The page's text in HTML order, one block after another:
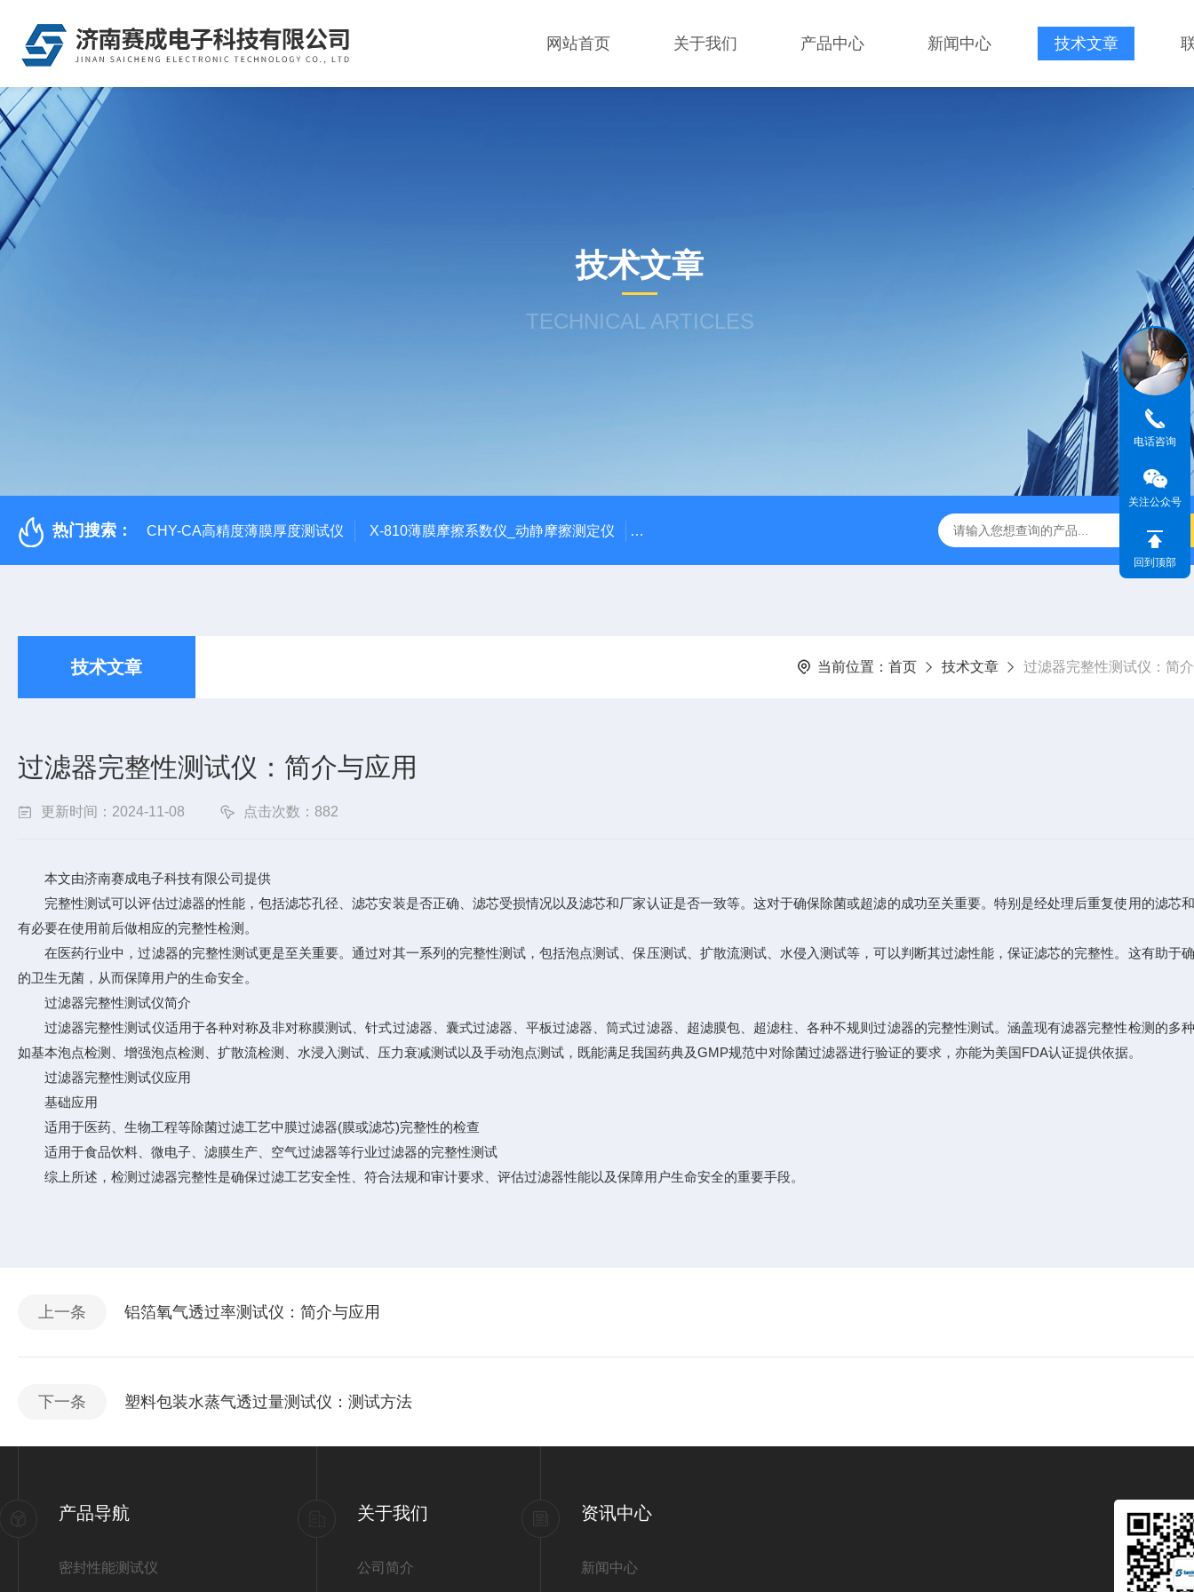
网站首页 关于我们 产品中心 新闻中心 技术文章
技术文章
TECHNICAL ARTICLES
热门搜索： CHY-CA高精度薄膜厚度测试仪 X-810薄膜摩擦系数仪_动静摩擦测定仪 SCK-H玻璃瓶耐热冲击检测仪 赛成仪器 密封测漏仪 密封检测设备 NJY-H5全自
技术文章 当前位置： 首页 技术文章 过滤器完整性测试仪：简
过滤器完整性测试仪：简介与应用
更新时间：2024-11-08 点击次数：882
本文由济南赛成电子科技有限公司提供
完整性测试可以评估过滤器的性能，包括滤芯孔径、滤芯安装是否正确、滤芯受损情况以及滤芯和厂家认证是否一致等。这对于确保除菌或超滤的成功至关重要。特别是经处理后重复使用的滤芯
有必要在使用前后做相应的完整性检测。
在医药行业中，过滤器的完整性测试更是至关重要。通过对其一系列的完整性测试，包括泡点测试、保压测试、扩散流测试、水侵入测试等，可以判断其过滤性能，保证滤芯的完整性。这有助于
的卫生无菌，从而保障用户的生命安全。
过滤器完整性测试仪简介
过滤器完整性测试仪适用于各种对称及非对称膜测试、针式过滤器、囊式过滤器、平板过滤器、筒式过滤器、超滤膜包、超滤柱、各种不规则过滤器的完整性测试。涵盖现有滤器完整性检测的多
如基本泡点检测、增强泡点检测、扩散流检测、水浸入测试、压力衰减测试以及手动泡点测试，既能满足我国药典及GMP规范中对除菌过滤器进行验证的要求，亦能为美国FDA认证提供依据。
过滤器完整性测试仪应用
基础应用
适用于医药、生物工程等除菌过滤工艺中膜过滤器(膜或滤芯)完整性的检查
适用于食品饮料、微电子、滤膜生产、空气过滤器等行业过滤器的完整性测试
综上所述，检测过滤器完整性是确保过滤工艺安全性、符合法规和审计要求、评估过滤器性能以及保障用户生命安全的重要手段。
上一条 铝箔氧气透过率测试仪：简介与应用
下一条 塑料包装水蒸气透过量测试仪：测试方法
产品导航
密封性能测试仪
关于我们
公司简介
资讯中心
新闻中心
电话咨询
关注公众号
回到顶部